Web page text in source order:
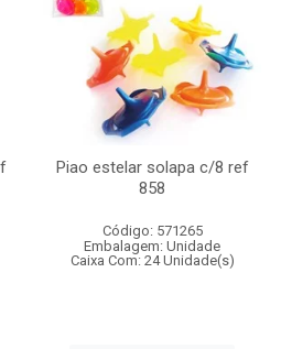
Piao estelar solapa c/8 ref
858
Código: 571265
Embalagem: Unidade
Caixa Com: 24 Unidade(s)